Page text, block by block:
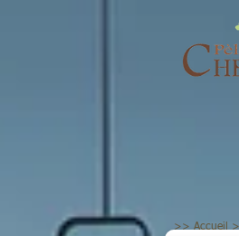
>> Accueil >